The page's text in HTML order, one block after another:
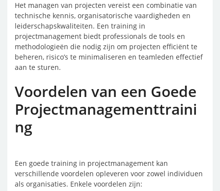
Het managen van projecten vereist een combinatie van
technische kennis, organisatorische vaardigheden en
leiderschapskwaliteiten. Een training in
projectmanagement biedt professionals de tools en
methodologieën die nodig zijn om projecten efficiënt te
beheren, risico’s te minimaliseren en teamleden effectief
aan te sturen.
Voordelen van een Goede
Projectmanagementtraini
ng
Een goede training in projectmanagement kan
verschillende voordelen opleveren voor zowel individuen
als organisaties. Enkele voordelen zijn: